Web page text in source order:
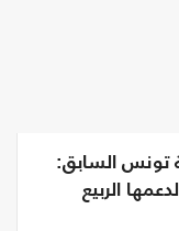
تونس السابق:
الربيع